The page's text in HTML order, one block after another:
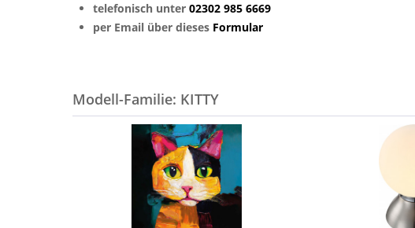
telefonisch unter 02302 985 6669
per Email über dieses Formular
Modell-Familie: KITTY